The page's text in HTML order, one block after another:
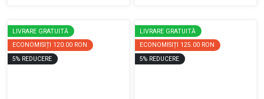
LIVRARE GRATUITĂ
ECONOMISIȚI 120.00 RON
5% REDUCERE
LIVRARE GRATUITĂ
ECONOMISIȚI 125.00 RON
5% REDUCERE